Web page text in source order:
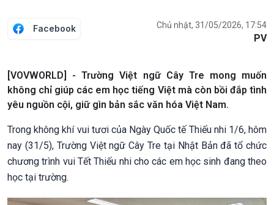
Facebook Chủ nhật, 31/05/2026, 17:54
PV
[VOVWORLD] - Trường Việt ngữ Cây Tre mong muốn
không chỉ giúp các em học tiếng Việt mà còn bồi đắp tình
yêu nguồn cội, giữ gìn bản sắc văn hóa Việt Nam.
Trong không khí vui tươi của Ngày Quốc tế Thiếu nhi 1/6, hôm
nay (31/5), Trường Việt ngữ Cây Tre tại Nhật Bản đã tổ chức
chương trình vui Tết Thiếu nhi cho các em học sinh đang theo
học tại trường.